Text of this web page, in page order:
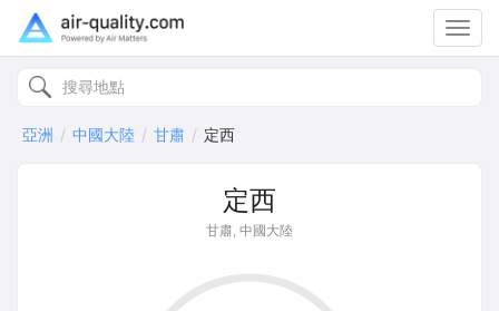
亞洲 中國大陸 甘肅 定西
定西
甘肅, 中國大陸